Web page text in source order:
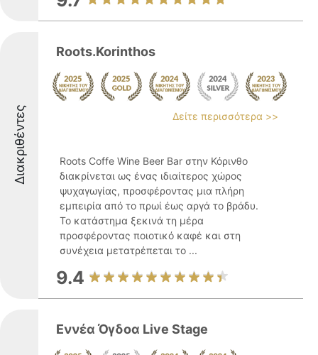
Διακριθέντες
Roots.Korinthos
Δείτε περισσότερα >>
Roots Coffe Wine Beer Bar στην Κόρινθο
διακρίνεται ως ένας ιδιαίτερος χώρος
ψυχαγωγίας, προσφέροντας μια πλήρη
εμπειρία από το πρωί έως αργά το βράδυ.
Το κατάστημα ξεκινά τη μέρα
προσφέροντας ποιοτικό καφέ και στη
συνέχεια μετατρέπεται το ...
9.4
Εννέα Όγδοα Live Stage